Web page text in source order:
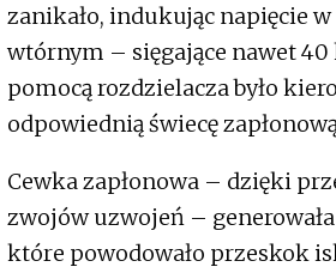
zanikało, indukując napięcie
wtórnym – sięgające nawet
pomocą rozdzielacza było
odpowiednią świecę
Cewka zapłonowa – dzięki
zwojów uzwojeń –
które powodowało przeskok